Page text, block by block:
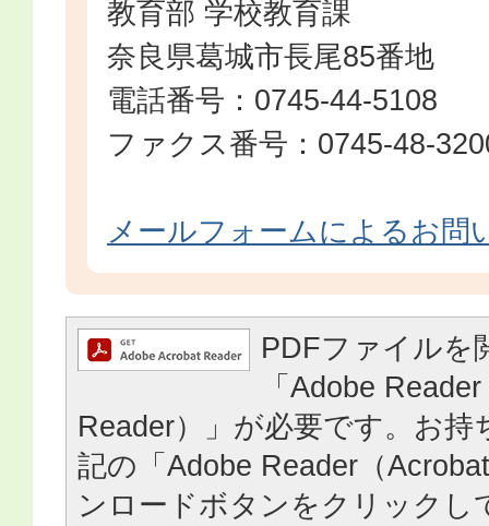
教育部 学校教育課
奈良県葛城市長尾85番地
電話番号：0745-44-5108
ファクス番号：0745-48-
メールフォームによるお問
PDFファイルを
「Adobe
Reader）」が必要です。お持
記の「Adobe Reader（
ンロードボタンをクリックし